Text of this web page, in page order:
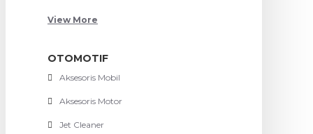
View More
OTOMOTIF
Aksesoris Mobil
Aksesoris Motor
Jet Cleaner